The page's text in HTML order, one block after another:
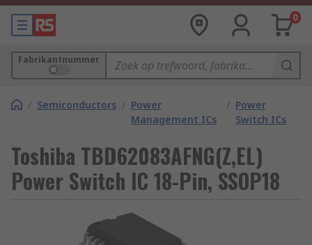
0
Fabrikantnummer
/ Semiconductors / Power
Management ICs
/ Power
Switch ICs
Toshiba TBD62083AFNG(Z,EL)
Power Switch IC 18-Pin, SSOP18